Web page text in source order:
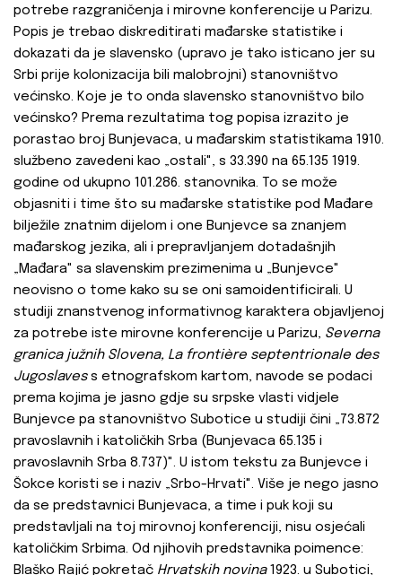
potrebe razgraničenja i mirovne konferencije u Parizu.
Popis je trebao diskreditirati mađarske statistike i
dokazati da je slavensko (upravo je tako isticano jer su
Srbi prije kolonizacija bili malobrojni) stanovništvo
većinsko. Koje je to onda slavensko stanovništvo bilo
većinsko? Prema rezultatima tog popisa izrazito je
porastao broj Bunjevaca, u mađarskim statistikama 1910.
službeno zavedeni kao „ostali", s 33.390 na 65.135 1919.
godine od ukupno 101.286. stanovnika. To se može
objasniti i time što su mađarske statistike pod Mađare
bilježile znatnim dijelom i one Bunjevce sa znanjem
mađarskog jezika, ali i prepravljanjem dotadašnjih
„Mađara" sa slavenskim prezimenima u „Bunjevce"
neovisno o tome kako su se oni samoidentificirali. U
studiji znanstvenog informativnog karaktera objavljenoj
za potrebe iste mirovne konferencije u Parizu, Severna
granica južnih Slovena, La frontière septentrionale des
Jugoslavess etnografskom kartom, navode se podaci
prema kojima je jasno gdje su srpske vlasti vidjele
Bunjevce pa stanovništvo Subotice u studiji čini „73.872
pravoslavnih i katoličkih Srba (Bunjevaca 65.135 i
pravoslavnih Srba 8.737)". U istom tekstu za Bunjevce i
Šokce koristi se i naziv „Srbo-Hrvati". Više je nego jasno
da se predstavnici Bunjevaca, a time i puk koji su
predstavljali na toj mirovnoj konferenciji, nisu osjećali
katoličkim Srbima. Od njihovih predstavnika poimence:
Blaško Rajić pokretač Hrvatskih novina1923. u Subotici,